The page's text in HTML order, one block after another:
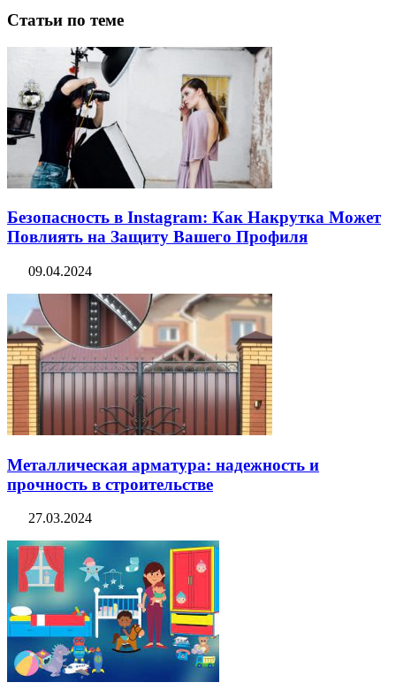
Статьи по теме
Безопасность в Instagram: Как Накрутка Может
Повлиять на Защиту Вашего Профиля
09.04.2024
Металлическая арматура: надежность и
прочность в строительстве
27.03.2024